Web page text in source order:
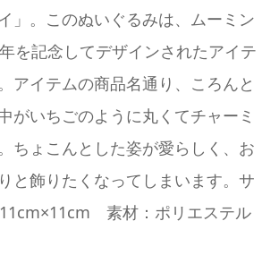
」。このぬいぐるみは、ムーミン
を記念してデザインされたアイテ
アイテムの商品名通り、ころんと
がいちごのように丸くてチャーミ
ちょこんとした姿が愛らしく、お
と飾りたくなってしまいます。サ
素材：ポリエステル